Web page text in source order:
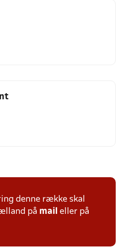
denne række skal
på mail eller på